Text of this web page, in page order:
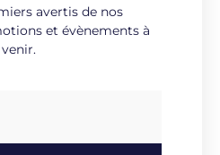
avertis de nos
et évènements à
venir.